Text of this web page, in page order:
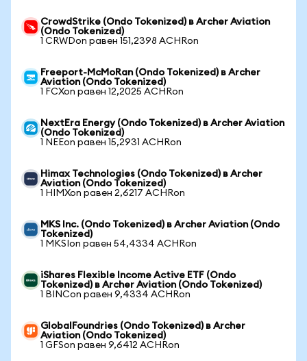
CrowdStrike (Ondo Tokenized) в Archer Aviation
(Ondo Tokenized)
1 CRWDon равен 151,2398 ACHRon
Freeport-McMoRan (Ondo Tokenized) в Archer
Aviation (Ondo Tokenized)
1 FCXon равен 12,2025 ACHRon
NextEra Energy (Ondo Tokenized) в Archer Aviation
(Ondo Tokenized)
1 NEEon равен 15,2931 ACHRon
Himax Technologies (Ondo Tokenized) в Archer
Aviation (Ondo Tokenized)
1 HIMXon равен 2,6217 ACHRon
MKS Inc. (Ondo Tokenized) в Archer Aviation (Ondo
Tokenized)
1 MKSIon равен 54,4334 ACHRon
iShares Flexible Income Active ETF (Ondo
Tokenized) в Archer Aviation (Ondo Tokenized)
1 BINCon равен 9,4334 ACHRon
GlobalFoundries (Ondo Tokenized) в Archer
Aviation (Ondo Tokenized)
1 GFSon равен 9,6412 ACHRon